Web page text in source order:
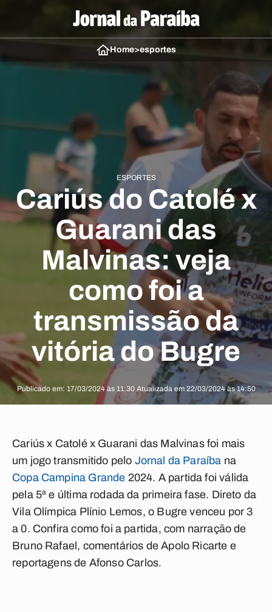
Home>esportes
ESPORTES
Cariús do Catolé x
Guarani das
Malvinas: veja
como foi a
transmissão da
vitória do Bugre
Publicado em: 17/03/2024 às 11:30 Atualizada em 22/03/2024 às 14:50
Cariús x Catolé x Guarani das Malvinasfoi mais
um jogo transmitido pelo Jornal da Paraíba na
Copa Campina Grande 2024. A partida foi válida
pela 5ª e última rodada da primeira fase. Direto da
Vila Olímpica Plínio Lemos, o Bugre venceu por 3
a 0. Confira como foi a partida, com narração de
Bruno Rafael , comentários deApolo Ricarte e
reportagens de Afonso Carlos.